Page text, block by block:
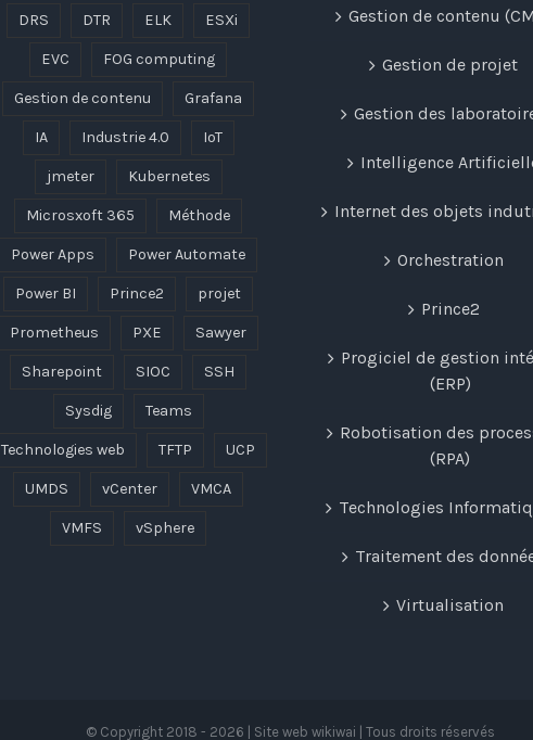
DRS DTR ELK ESXi
EVC FOG computing
Gestion de contenu Grafana
IA Industrie 4.0 IoT
jmeter Kubernetes
Microsxoft 365 Méthode
Power Apps Power Automate
Power BI Prince2 projet
Prometheus PXE Sawyer
Sharepoint SIOC SSH
Sysdig Teams
Technologies web TFTP UCP
UMDS vCenter VMCA
VMFS vSphere
Gestion de contenu
Gestion de projet
Gestion des
Intelligence
Internet des objets
Orchestration
Prince2
Progiciel de gestion
(ERP)
Robotisation des
(RPA)
Technologies
Traitement des
Virtualisation
© Copyright 2018 - 2026 | Site web wikiwai | Tous droits réservés